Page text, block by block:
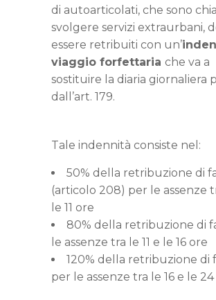
di autoarticolati, che sono
svolgere servizi extraurbani,
essere retribuiti con un’
viaggio forfettaria che va a
sostituire la diaria giornaliera
dall’art. 179.
Tale indennità consiste nel:
50% della retribuzione di
(articolo 208) per le assenze
le 11 ore
80% della retribuzione di
le assenze tra le 11 e le 16 ore
120% della retribuzione di
per le assenze tra le 16 e le